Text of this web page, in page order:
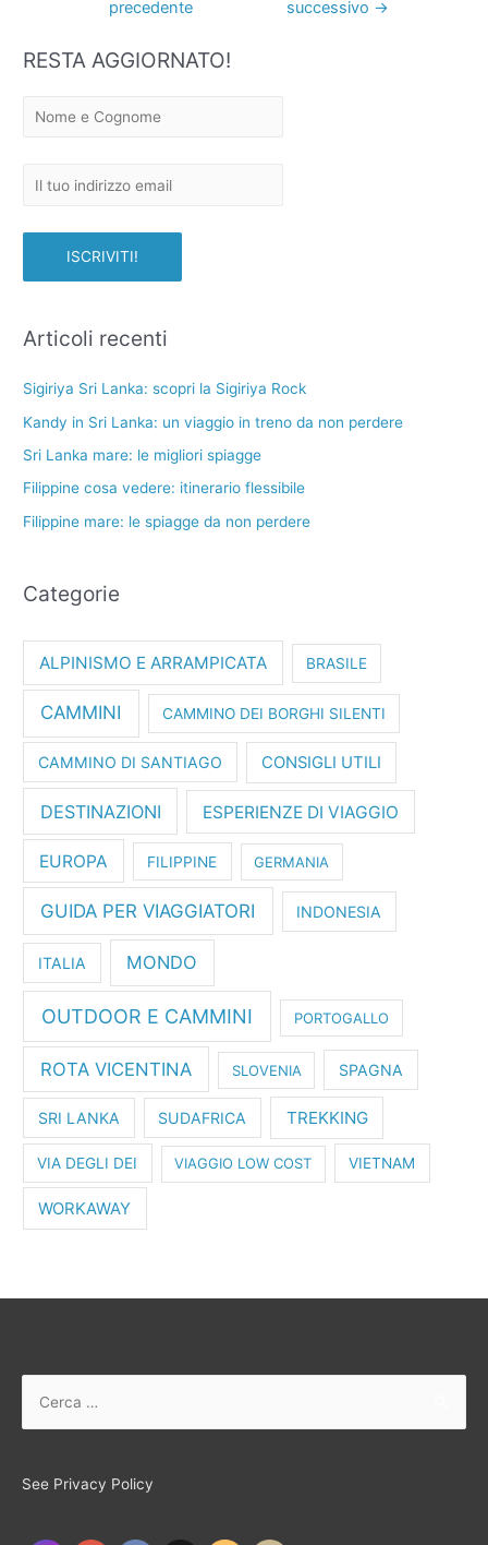
precedente
successivo →
RESTA AGGIORNATO!
Articoli recenti
Sigiriya Sri Lanka: scopri la Sigiriya Rock
Kandy in Sri Lanka: un viaggio in treno da non perdere
Sri Lanka mare: le migliori spiagge
Filippine cosa vedere: itinerario flessibile
Filippine mare: le spiagge da non perdere
Categorie
ALPINISMO E ARRAMPICATA BRASILE
CAMMINI CAMMINO DEI BORGHI SILENTI
CAMMINO DI SANTIAGO CONSIGLI UTILI
DESTINAZIONI ESPERIENZE DI VIAGGIO
EUROPA FILIPPINE GERMANIA
GUIDA PER VIAGGIATORI INDONESIA
ITALIA MONDO
OUTDOOR E CAMMINI PORTOGALLO
ROTA VICENTINA SLOVENIA SPAGNA
SRI LANKA SUDAFRICA TREKKING
VIA DEGLI DEI VIAGGIO LOW COST VIETNAM
WORKAWAY
See Privacy Policy